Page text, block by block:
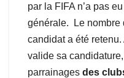
par la FIFA n’a pas
générale. Le nombre
candidat a été
valide sa
parrainages des